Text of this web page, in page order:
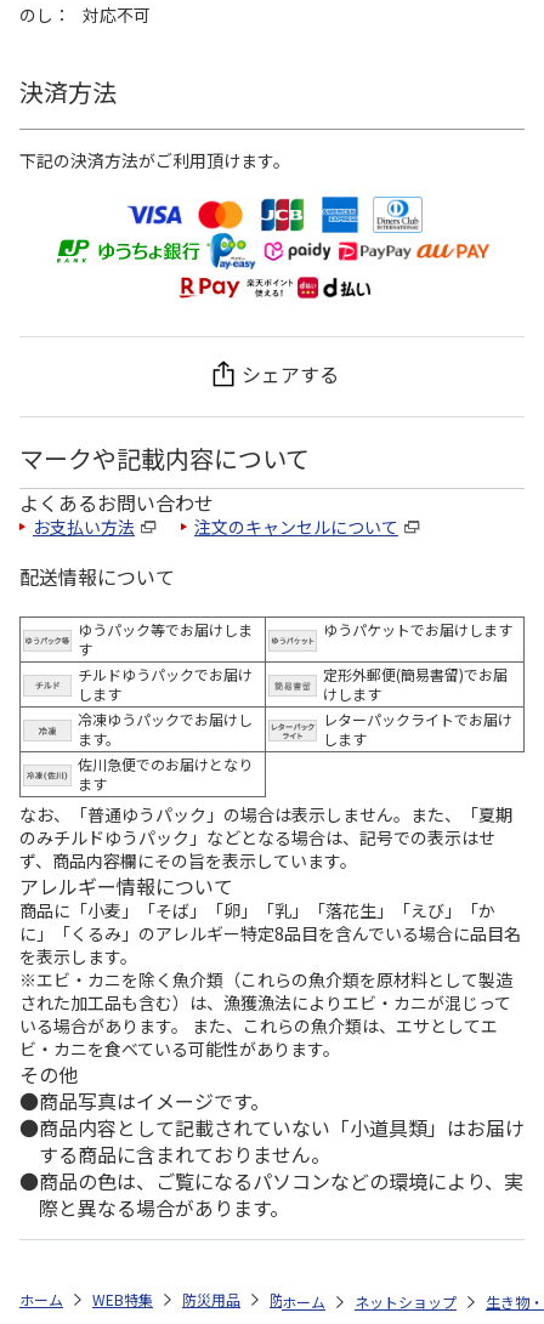
のし
対応不可
決済方法
下記の決済方法がご利用頂けます。
シェアする
マークや記載内容について
よくあるお問い合わせ
お支払い方法 注文のキャンセルについて
配送情報について
ゆうパック等でお届けしま
す
ゆうパケットでお届けします
チルドゆうパックでお届け
します
定形外郵便(簡易書留)でお届
けします
冷凍ゆうパックでお届けし
ます。
レターパックライトでお届け
します
佐川急便でのお届けとなり
ます
なお、「普通ゆうパック」の場合は表示しません。また、「夏期
のみチルドゆうパック」などとなる場合は、記号での表示はせ
ず、商品内容欄にその旨を表示しています。
アレルギー情報について
商品に「小麦」「そば」「卵」「乳」「落花生」「えび」「か
に」「くるみ」のアレルギー特定8品目を含んでいる場合に品目名
を表示します。
※エビ・カニを除く魚介類（これらの魚介類を原材料として製造
された加工品も含む）は、漁獲漁法によりエビ・カニが混じって
いる場合があります。 また、これらの魚介類は、エサとしてエ
ビ・カニを食べている可能性があります。
その他
商品写真はイメージです。
商品内容として記載されていない「小道具類」はお届け
する商品に含まれておりません。
商品の色は、ご覧になるパソコンなどの環境により、実
際と異なる場合があります。
ホーム WEB特集 防災用品 防災セット 防災バッグＴＡＮＡＫＡ
ホーム ネットショップ 生き物